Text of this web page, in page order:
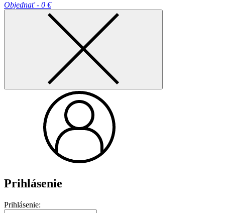
Objednať - 0 €
Prihlásenie
Prihlásenie: